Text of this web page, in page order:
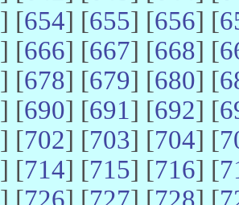
] [654] [655] [656] [
] [666] [667] [668] [
] [678] [679] [680] [
] [690] [691] [692] [
] [702] [703] [704] [
] [714] [715] [716] [